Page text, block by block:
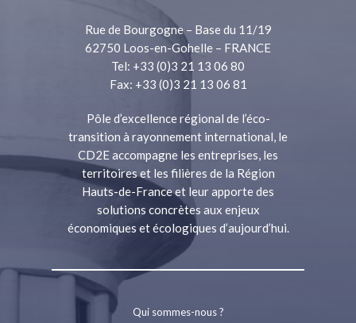
Rue de Bourgogne – Base du 11/19
62750 Loos-en-Gohelle – FRANCE
Tel: +33 (0)3 21 13 06 80
Fax: +33 (0)3 21 13 06 81
Pôle d’excellence régional de l’éco-
transition à rayonnement international, le
CD2E accompagne les entreprises, les
territoires et les filières de la Région
Hauts-de-France et leur apporte des
solutions concrètes aux enjeux
économiques et écologiques d’aujourd’hui.
Qui sommes-nous ?